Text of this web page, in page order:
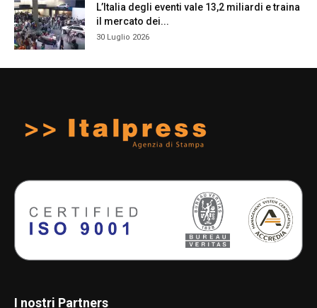
L’Italia degli eventi vale 13,2 miliardi e traina
il mercato dei...
30 Luglio 2026
I nostri Partners